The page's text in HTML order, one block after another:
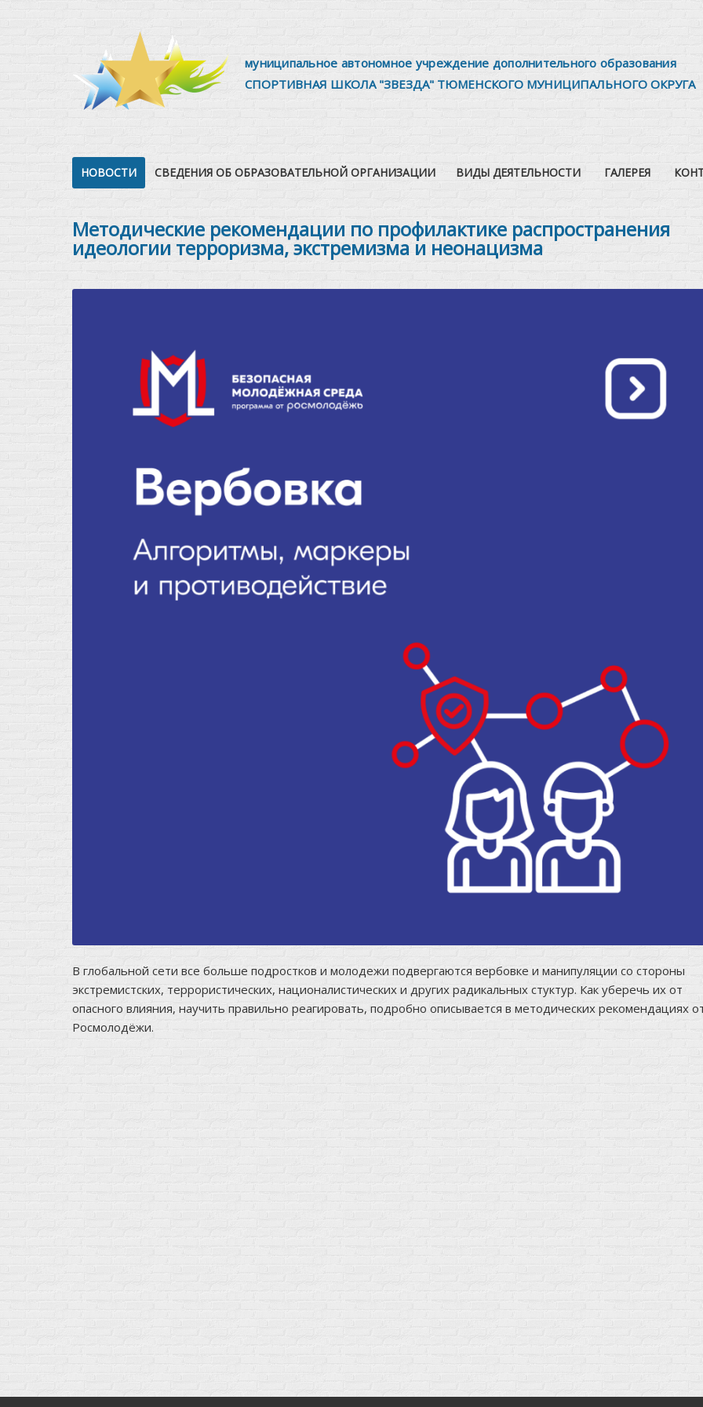
муниципальное автономное учреждение дополнительного образования
СПОРТИВНАЯ ШКОЛА "ЗВЕЗДА" ТЮМЕНСКОГО МУНИЦИПАЛЬНОГО ОКРУГА
НОВОСТИ СВЕДЕНИЯ ОБ ОБРАЗОВАТЕЛЬНОЙ ОРГАНИЗАЦИИ ВИДЫ ДЕЯТЕЛЬНОСТИ ГАЛЕРЕЯ
Методические рекомендации по профилактике распространения
идеологии терроризма, экстремизма и неонацизма
В глобальной сети все больше подростков и молодежи подвергаются вербовке и манипуляции со стороны
экстремистских, террористических, националистических и других радикальных стуктур. Как уберечь их от
опасного влияния, научить правильно реагировать, подробно описывается в методических рекомендациях
Росмолодёжи.